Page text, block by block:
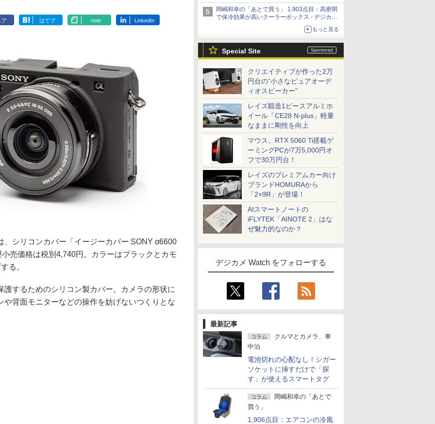
Watch
岡嶋和幸の「あとで買う」 1,903点目：高密閉
で保冷効果が高いクーラーボックス - デジカメ
もっと見る
Special Site
クリエイティブが作った2万
円台の“小さなピュアオーデ
ィオスピーカー”
レイズ鍛造1ピースアルミホ
イール「CE28 N-plus」軽量
なままに剛性を向上
マウス、RTX 5060 Ti搭載ゲ
ーミングPCが7万5,000円オ
フで30万円台！
レイズのプレミアムカー向け
ブランドHOMURAから
「2×9R」が登場！
AIスマートノートの
iFLYTEK「AINOTE 2」はな
ぜ魅力的なのか？
デジカメ Watch をフォローする
最新記事
コラム
クルマとカメラ、車
中泊
電池切れの心配なし！シガー
ソケットに挿すだけで「探
す」が使えるスマートタグ
コラム
岡嶋和幸の「あとで
買う」
1,906点目：エアコンの冷風
ア はてブ note LinkedIn
、シリコンカバー「イージーカバー SONY α6600
売価格は税別4,740円。カラーはブラックとカモ
る。
するためのシリコン製カバー。カメラの形状に
や背面モニターなどの操作を妨げないつくりとな